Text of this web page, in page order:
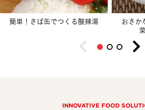
簡単！さば缶でつくる酸辣湯
おさか
INNOVATIVE FOOD